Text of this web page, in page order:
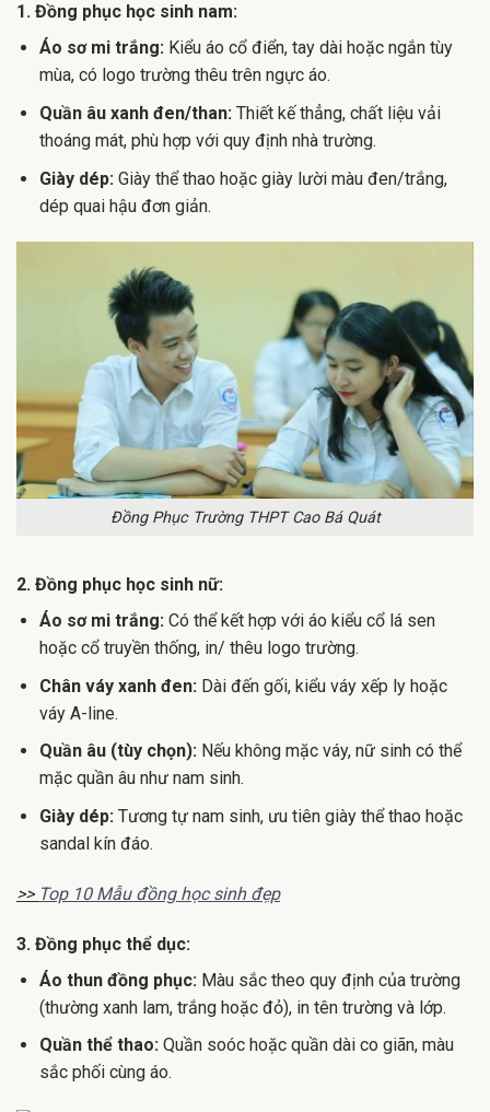
1. Đồng phục học sinh nam:
Áo sơ mi trắng:Kiểu áo cổ điển, tay dài hoặc ngắn tùy
mùa, có logo trường thêu trên ngực áo.
Quần âu xanh đen/than:Thiết kế thẳng, chất liệu vải
thoáng mát, phù hợp với quy định nhà trường.
Giày dép: Giày thể thao hoặc giày lười màu đen/trắng,
dép quai hậu đơn giản.
Đồng Phục Trường THPT Cao Bá Quát
2. Đồng phục học sinh nữ:
Áo sơ mi trắng:Có thể kết hợp với áo kiểu cổ lá sen
hoặc cổ truyền thống, in/ thêu logo trường.
Chân váy xanh đen:Dài đến gối, kiểu váy xếp ly hoặc
váy A-line.
Quần âu (tùy chọn):Nếu không mặc váy, nữ sinh có thể
mặc quần âu như nam sinh.
Giày dép:Tương tự nam sinh, ưu tiên giày thể thao hoặc
sandal kín đáo.
>> Top 10 Mẫu đồng học sinh đẹp
3. Đồng phục thể dục:
Áo thun đồng phục: Màu sắc theo quy định của trường
(thường xanh lam, trắng hoặc đỏ), in tên trường và lớp.
Quần thể thao:Quần soóc hoặc quần dài co giãn, màu
sắc phối cùng áo.